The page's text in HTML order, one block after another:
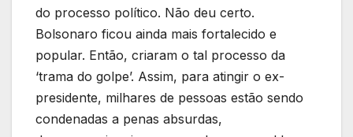
do processo político. Não deu certo.
Bolsonaro ficou ainda mais fortalecido e
popular. Então, criaram o tal processo da
‘trama do golpe’. Assim, para atingir o ex-
presidente, milhares de pessoas estão sendo
condenadas a penas absurdas,